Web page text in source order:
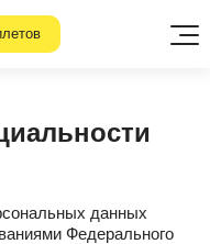
данных
Федерального